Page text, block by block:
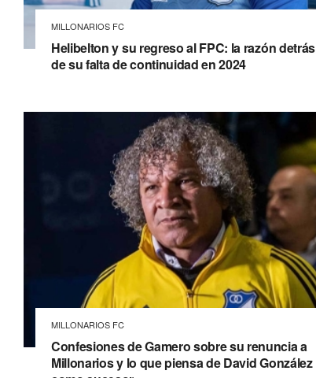
MILLONARIOS FC
Helibelton y su regreso al FPC: la razón detrás
de su falta de continuidad en 2024
MILLONARIOS FC
Confesiones de Gamero sobre su renuncia a
Millonarios y lo que piensa de David González